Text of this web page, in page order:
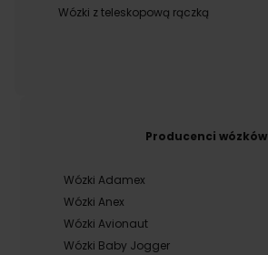
Wózki z teleskopową rączką
Producenci wózków
Wózki Adamex
Wózki Anex
Wózki Avionaut
Wózki Baby Jogger